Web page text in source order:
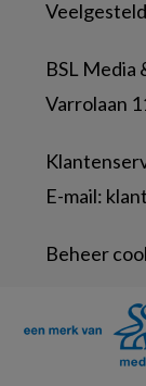
BSL Media
Varrolaan
E-mail:
Beheer